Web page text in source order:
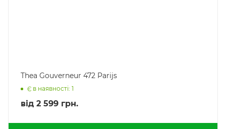
Thea Gouverneur 472 Parijs
Є в наявності: 1
від 2 599 грн.